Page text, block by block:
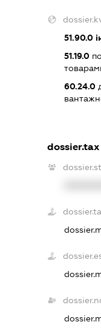
51.90.0
51.19.0
60.24.0
dossier.tax